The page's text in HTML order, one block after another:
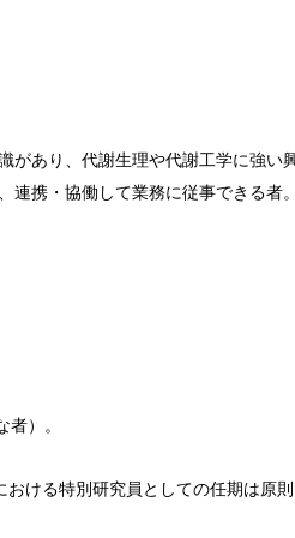
あり、代謝生理や代謝工学に強い
携・協働して業務に従事できる者。
）。
ける特別研究員としての任期は原